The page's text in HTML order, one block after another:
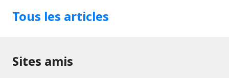
Tous les articles
Sites amis